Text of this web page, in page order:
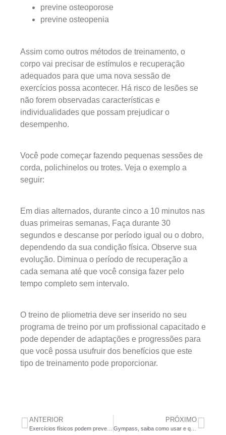
previne osteoporose
previne osteopenia
Assim como outros métodos de treinamento, o
corpo vai precisar de estímulos e recuperação
adequados para que uma nova sessão de
exercícios possa acontecer. Há risco de lesões se
não forem observadas características e
individualidades que possam prejudicar o
desempenho.
Você pode começar fazendo pequenas sessões de
corda, polichinelos ou trotes. Veja o exemplo a
seguir:
Em dias alternados, durante cinco a 10 minutos nas
duas primeiras semanas, Faça durante 30
segundos e descanse por período igual ou o dobro,
dependendo da sua condição física. Observe sua
evolução. Diminua o período de recuperação a
cada semana até que você consiga fazer pelo
tempo completo sem intervalo.
O treino de pliometria deve ser inserido no seu
programa de treino por um profissional capacitado e
pode depender de adaptações e progressões para
que você possa usufruir dos benefícios que este
tipo de treinamento pode proporcionar.
ANTERIOR PRÓXIMO
Gympass, saiba como usar e quais são os benefícios do aplicativo